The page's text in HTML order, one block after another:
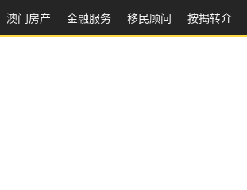
澳⻔房产 金融服务 移民顾问 按揭转介